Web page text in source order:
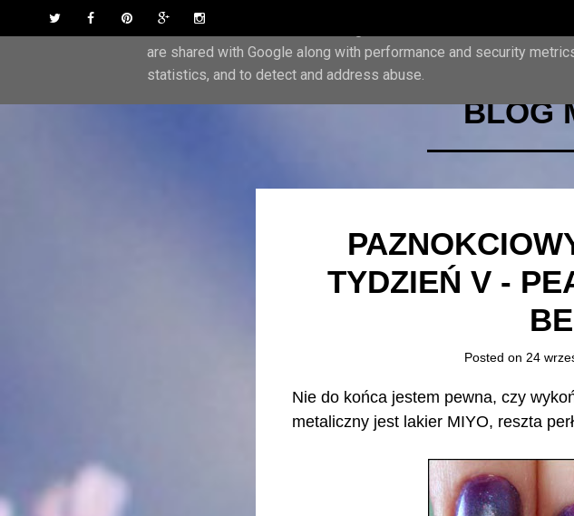
Skip to content
Twitter
Facebook
Pinterest
Google Plus
Instagram
BLOG
TYDZIEŃ V -
Posted on 24
Nie do końca jestem pewna, czy
metaliczny jest lakier MIYO, reszta
This site uses cookies from Google to deliver its services and to
are shared with Google along with performance and security
statistics, and to detect and address abuse.